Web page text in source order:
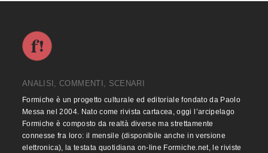
ANALISI, COMMENTI, SCENARI
Formiche è un progetto culturale ed editoriale fondato da Paolo
Messa nel 2004. Nato come rivista cartacea, oggi l’arcipelago
Formiche è composto da realtà diverse ma strettamente
connesse fra loro: il mensile (disponibile anche in versione
elettronica), la testata quotidiana on-line Formiche.net, le riviste